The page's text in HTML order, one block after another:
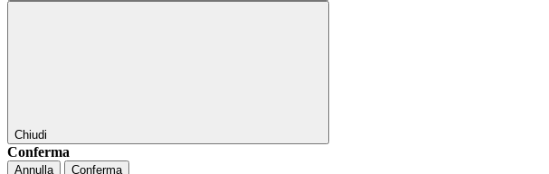
Chiudi
Conferma
Annulla Conferma